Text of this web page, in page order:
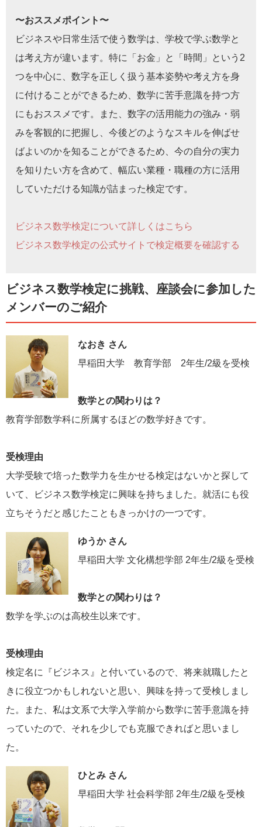
〜おススメポイント〜
ビジネスや日常生活で使う数学は、学校で学ぶ数学と
は考え方が違います。特に「お金」と「時間」という2
つを中心に、数字を正しく扱う基本姿勢や考え方を身
に付けることができるため、数学に苦手意識を持つ方
にもおススメです。また、数字の活用能力の強み・弱
みを客観的に把握し、今後どのようなスキルを伸ばせ
ばよいのかを知ることができるため、今の自分の実力
を知りたい方を含めて、幅広い業種・職種の方に活用
していただける知識が詰まった検定です。
ビジネス数学検定について詳しくはこちら
ビジネス数学検定の公式サイトで検定概要を確認する
ビジネス数学検定に挑戦、座談会に参加した
メンバーのご紹介
なおき さん
早稲田大学 教育学部 2年生/2級を受検
数学との関わりは？
教育学部数学科に所属するほどの数学好きです。
受検理由
大学受験で培った数学力を生かせる検定はないかと探して
いて、ビジネス数学検定に興味を持ちました。就活にも役
立ちそうだと感じたこともきっかけの一つです。
ゆうか さん
早稲田大学 文化構想学部 2年生/2級を受検
数学との関わりは？
数学を学ぶのは高校生以来です。
受検理由
検定名に『ビジネス』と付いているので、将来就職したと
きに役立つかもしれないと思い、興味を持って受検しまし
た。また、私は文系で大学入学前から数学に苦手意識を持
っていたので、それを少しでも克服できればと思いまし
た。
ひとみ さん
早稲田大学 社会科学部 2年生/2級を受検